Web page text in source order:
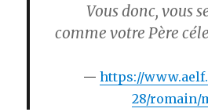
Vous donc, vous
comme votre Père
https://
28/romain/